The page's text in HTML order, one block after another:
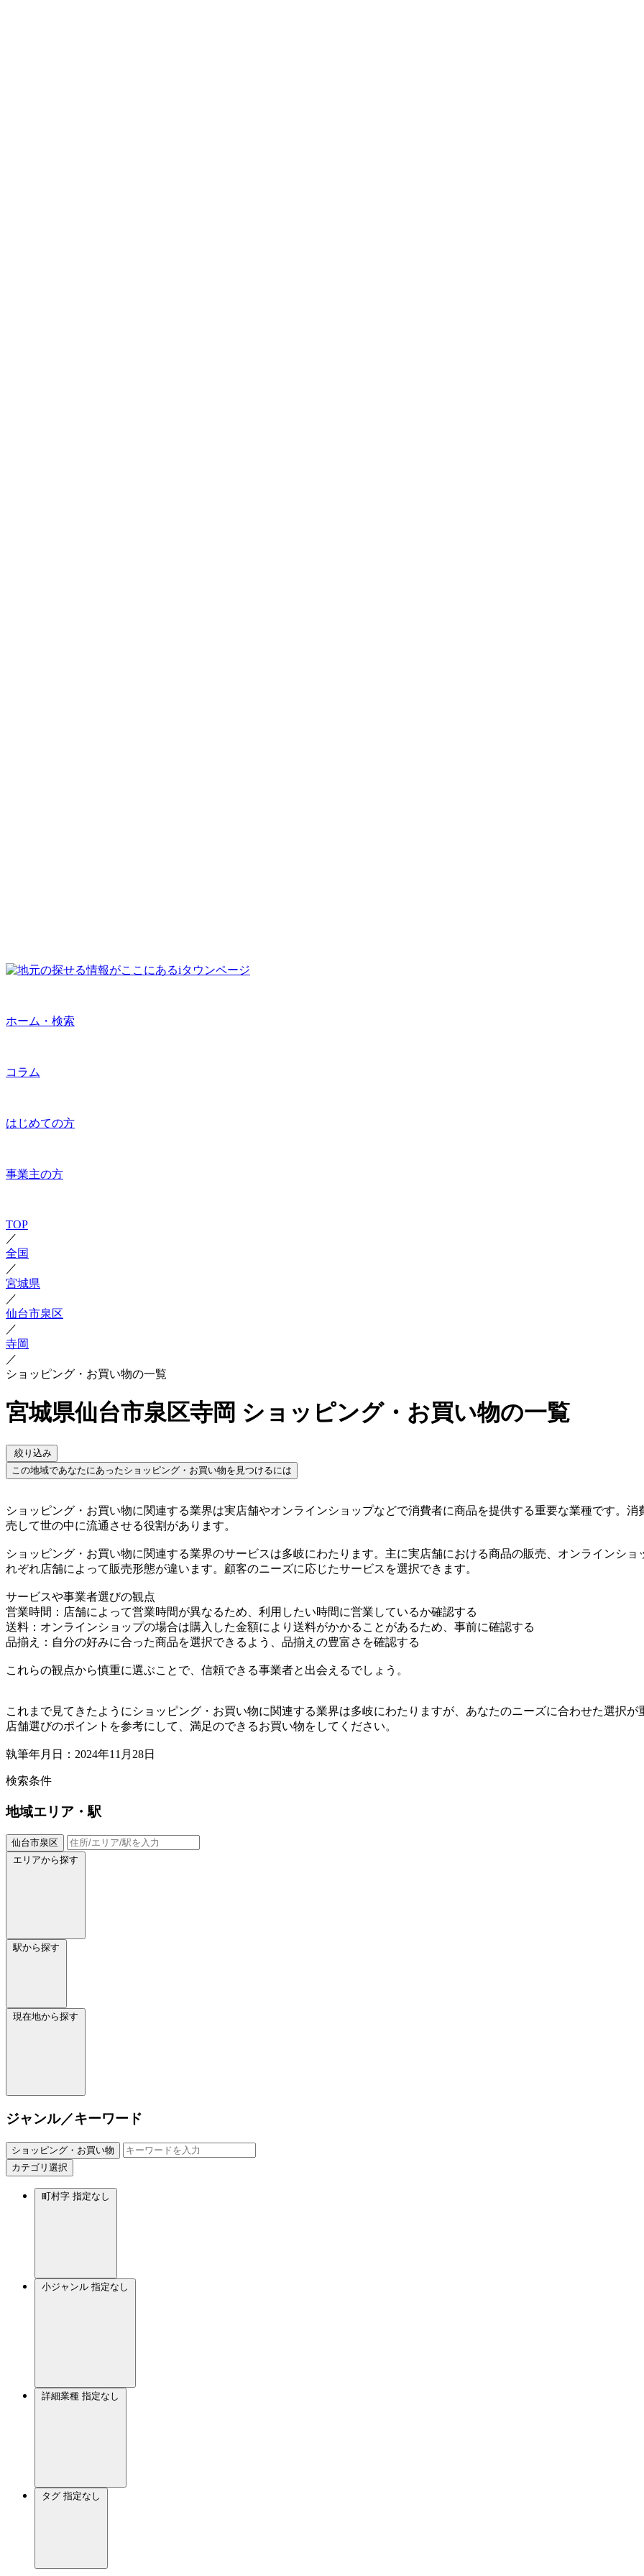
ホーム・検索
コラム
はじめての方
事業主の方
TOP
／
全国
／
宮城県
／
仙台市泉区
／
寺岡
／
ショッピング・お買い物の一覧
宮城県仙台市泉区寺岡 ショッピング・お買い物の一覧
絞り込み
この地域であなたにあったショッピング・お買い物を見つけるには
ショッピング・お買い物に関連する業界は実店舗やオンラインショップなどで消費者に商品を提供する重要な業種です。
売して世の中に流通させる役割があります。
ショッピング・お買い物に関連する業界のサービスは多岐にわたります。主に実店舗における商品の販売、オンラインシ
れぞれ店舗によって販売形態が違います。顧客のニーズに応じたサービスを選択できます。
サービスや事業者選びの観点
営業時間：店舗によって営業時間が異なるため、利用したい時間に営業しているか確認する
送料：オンラインショップの場合は購入した金額により送料がかかることがあるため、事前に確認する
品揃え：自分の好みに合った商品を選択できるよう、品揃えの豊富さを確認する
これらの観点から慎重に選ぶことで、信頼できる事業者と出会えるでしょう。
これまで見てきたようにショッピング・お買い物に関連する業界は多岐にわたりますが、あなたのニーズに合わせた選択が
店舗選びのポイントを参考にして、満足のできるお買い物をしてください。
執筆年月日：2024年11月28日
検索条件
地域エリア・駅
仙台市泉区
エリアから探す
駅から探す
現在地から探す
ジャンル／キーワード
ショッピング・お買い物
カテゴリ選択
町村字 指定なし
小ジャンル 指定なし
詳細業種 指定なし
タグ 指定なし